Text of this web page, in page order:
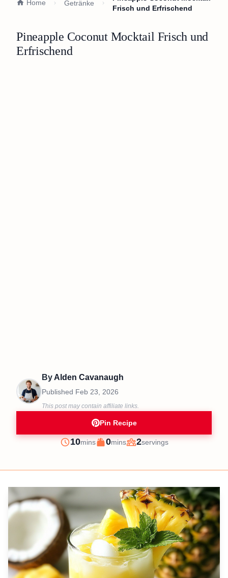
Home Getränke
Frisch und Erfrischend
Pineapple Coconut Mocktail Frisch und
Erfrischend
ByAlden Cavanaugh
Published Feb 23, 2026
This post may contain affiliate links.
Pin Recipe
Prep
10minutes
mins
Cook
0minutes
mins
Servings
2servings